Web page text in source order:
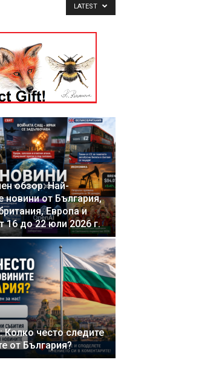
LATEST
обзор: Най-
новини от България,
Европа и
16 до 22 юли 2026 г.
Колко често следите
от България?